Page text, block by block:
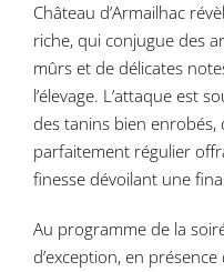
Château d’Armailhac
riche, qui conjugue des
mûrs et de délicates
l’élevage. L’attaque est
des tanins bien enrobés,
parfaitement régulier
finesse dévoilant une
Au programme de la
d’exception, en